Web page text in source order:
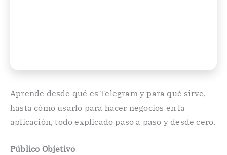
Aprende desde qué es Telegram y para qué sirve,
hasta cómo usarlo para hacer negocios en la
aplicación, todo explicado paso a paso y desde cero.
Público Objetivo